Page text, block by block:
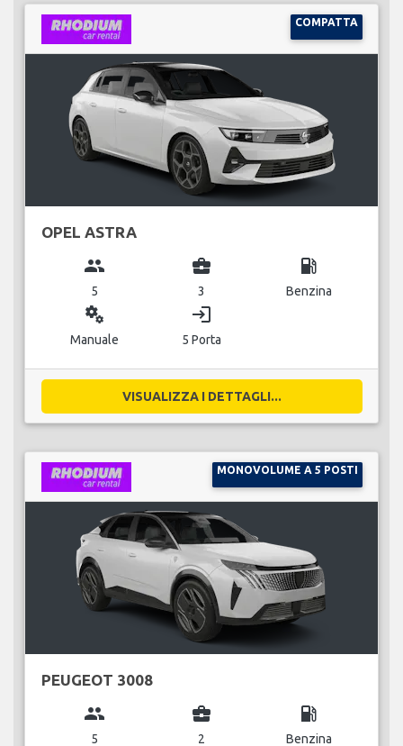
COMPATTA
OPEL ASTRA
group
5
business_center
3
local_gas_station
Benzina
miscellaneous_services
Manuale
login
5 Porta
VISUALIZZA I DETTAGLI...
MONOVOLUME A 5 POSTI
PEUGEOT 3008
group
5
business_center
2
local_gas_station
Benzina